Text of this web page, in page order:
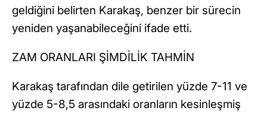
geldiğini belirten Karakaş, benzer bir sürecin
yeniden yaşanabileceğini ifade etti.
ZAM ORANLARI ŞİMDİLİK TAHMİN
Karakaş tarafından dile getirilen yüzde 7-11 ve
yüzde 5-8,5 arasındaki oranların kesinleşmiş